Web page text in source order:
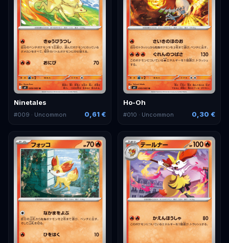
Ninetales
#009 · Uncommon 0,61 €
Ho-Oh
#010 · Uncommon 0,30 €